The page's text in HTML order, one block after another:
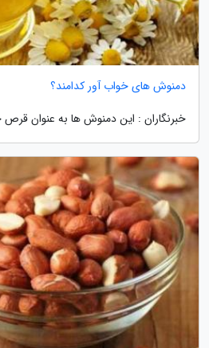
دمنوش های خواب آور کدامند؟
خبرنگاران : این دمنوش ها به عنوان